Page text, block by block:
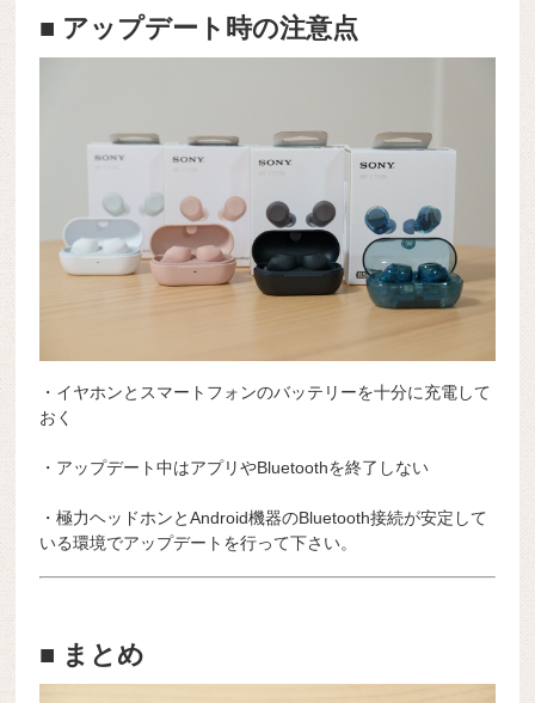
■ アップデート時の注意点
・イヤホンとスマートフォンのバッテリーを十分に充電して
おく
・アップデート中はアプリやBluetoothを終了しない
・極力ヘッドホンとAndroid機器のBluetooth接続が安定して
いる環境でアップデートを行って下さい。
■ まとめ